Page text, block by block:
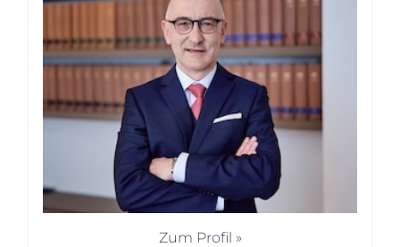
Zum Profil »